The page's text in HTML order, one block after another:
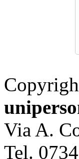
Via A.
Tel.